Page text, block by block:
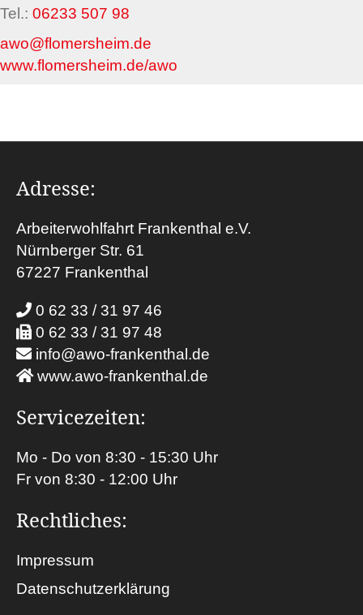
Tel.: 06233 507 98
awo@flomersheim.de
www.flomersheim.de/awo
Adresse:
Arbeiterwohlfahrt Frankenthal e.V.
Nürnberger Str. 61
67227 Frankenthal
0 62 33 / 31 97 46
0 62 33 / 31 97 48
info@awo-frankenthal.de
www.awo-frankenthal.de
Servicezeiten:
Mo - Do von 8:30 - 15:30 Uhr
Fr von 8:30 - 12:00 Uhr
Rechtliches:
Impressum
Datenschutzerklärung